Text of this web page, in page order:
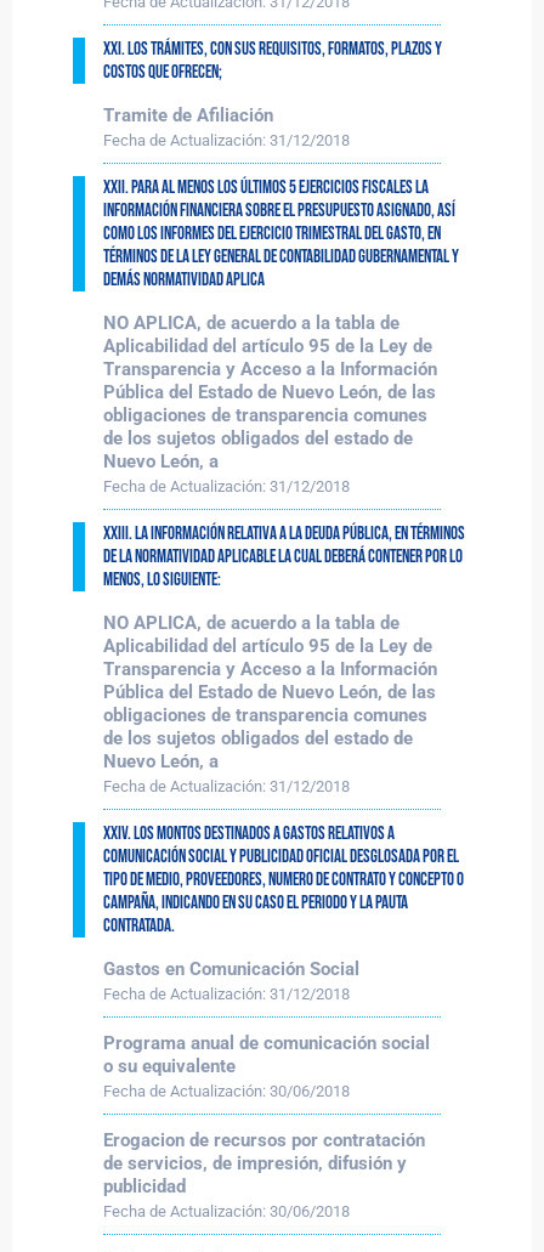
XXI. Los trámites, con sus requisitos, formatos, plazos y
costos que ofrecen;
Tramite de Afiliación
Fecha de Actualización: 31/12/2018
XXII. Para al menos los últimos 5 ejercicios fiscales La
información financiera sobre el presupuesto asignado, así
como los informes del ejercicio trimestral del gasto, en
términos de la Ley General de Contabilidad Gubernamental y
demás normatividad aplica
NO APLICA, de acuerdo a la tabla de
Aplicabilidad del artículo 95 de la Ley de
Transparencia y Acceso a la Información
Pública del Estado de Nuevo León, de las
obligaciones de transparencia comunes
de los sujetos obligados del estado de
Nuevo León, a
Fecha de Actualización: 31/12/2018
XXIII. La información relativa a la deuda pública, en términos
de la normatividad aplicable la cual deberá contener por lo
menos, lo siguiente:
NO APLICA, de acuerdo a la tabla de
Aplicabilidad del artículo 95 de la Ley de
Transparencia y Acceso a la Información
Pública del Estado de Nuevo León, de las
obligaciones de transparencia comunes
de los sujetos obligados del estado de
Nuevo León, a
Fecha de Actualización: 31/12/2018
XXIV. Los montos destinados a gastos relativos a
comunicación social y publicidad oficial desglosada por el
tipo de medio, proveedores, numero de contrato y concepto o
campaña, indicando en su caso el periodo y la pauta
contratada.
Gastos en Comunicación Social
Fecha de Actualización: 31/12/2018
Programa anual de comunicación social
o su equivalente
Fecha de Actualización: 30/06/2018
Erogacion de recursos por contratación
de servicios, de impresión, difusión y
publicidad
Fecha de Actualización: 30/06/2018